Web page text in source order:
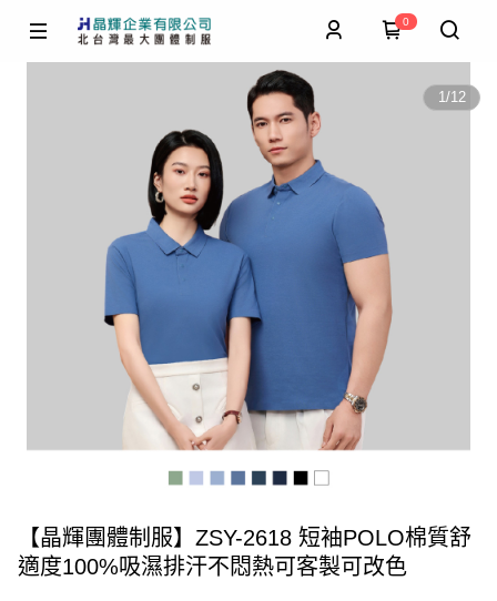
0
1/12
【晶輝團體制服】ZSY-2618 短袖POLO棉質舒
適度100%吸濕排汗不悶熱可客製可改色